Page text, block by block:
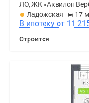
ЛО, ЖК «Аквилон
Ладожская
17
В ипотеку от 11
Строится